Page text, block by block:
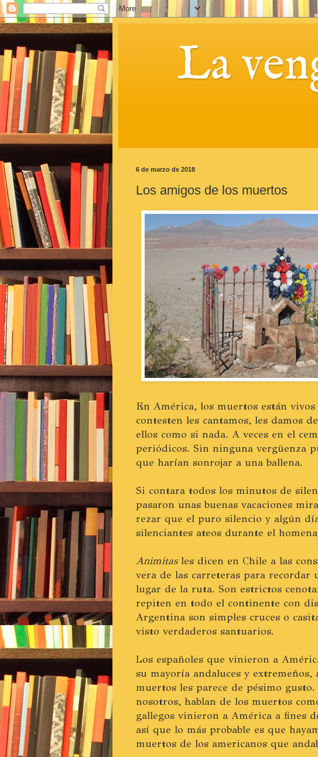
La
6 de marzo de 2018
Los amigos de los muertos
En América, los muertos están
contesten les cantamos, les damos
ellos como si nada. A veces en el
periódicos. Sin ninguna vergüenza
que harían sonrojar a una ballena.
Si contara todos los minutos de
pasaron unas buenas vacaciones
rezar que el puro silencio y algún
silenciantes ateos durante el
Animitasles dicen en Chile a las
vera de las carreteras para recordar
lugar de la ruta. Son estrictos
repiten en todo el continente con
Argentina son simples cruces o
visto verdaderos santuarios.
Los españoles que vinieron a
su mayoría andaluces y
muertos les parece de pésimo
nosotros, hablan de los muertos
gallegos vinieron a América a fines
así que lo más probable es que
muertos de los americanos que